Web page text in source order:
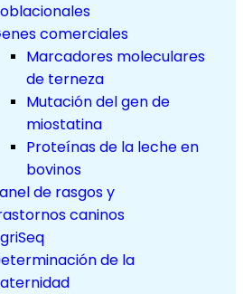
comerciales
Marcadores moleculares
de terneza
Mutación del gen de
miostatina
Proteínas de la leche en
bovinos
de rasgos y
caninos
de la